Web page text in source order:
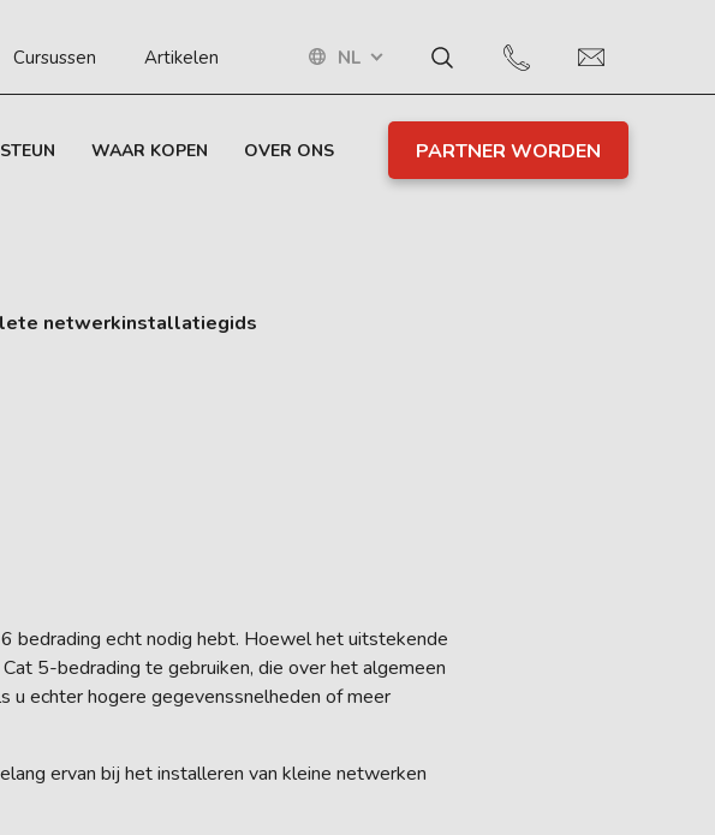
Cursussen Artikelen NL
STEUN WAAR KOPEN OVER ONS PARTNER WORDEN
netwerkinstallatiegids
bedrading echt nodig hebt. Hoewel het uitstekende
5-bedrading te gebruiken, die over het algemeen
echter hogere gegevenssnelheden of meer
ervan bij het installeren van kleine netwerken